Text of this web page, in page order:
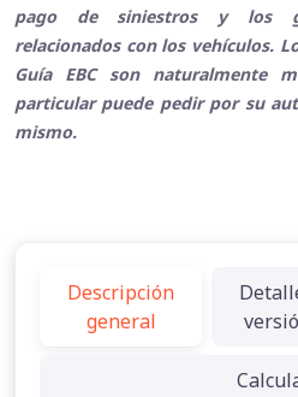
pago de siniestros y los
relacionados con los vehículos.
Guía EBC son naturalmente
particular puede pedir por su
mismo.
Descripción
general